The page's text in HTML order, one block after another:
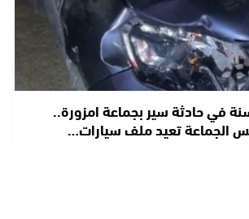
في حادثة سير بجماعة امزورة..
الجماعة تعيد ملف سيارات…